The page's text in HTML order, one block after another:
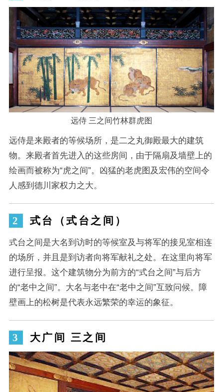
远侍 三之间竹林群虎图
远侍是来殿者的等候场所，是二之丸御殿最大的建筑
物。来殿者首先进入的这些房间，由于隔扇及墙壁上的
绘画而被称为“虎之间”。凶猛的老虎图及宏伟的空间令
人感到德川家权力之大。
式台（式台之间）
式台之间是大名到访时的等候室及与将军的接见室相连
的场所，并且是到访者向将军献礼之处。在这里向将军
进行呈报。这个建筑物分为前方的“式台之间”与后方
的“老中之间”。大名与老中在“老中之间”互致问候。障
壁画上的松树是代表永远繁荣的幸运的象征。
大广间 三之间